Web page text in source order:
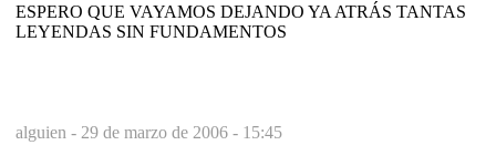
ESPERO QUE VAYAMOS DEJANDO YA ATRÁS TANTAS
LEYENDAS SIN FUNDAMENTOS
alguien - 29 de marzo de 2006 - 15:45